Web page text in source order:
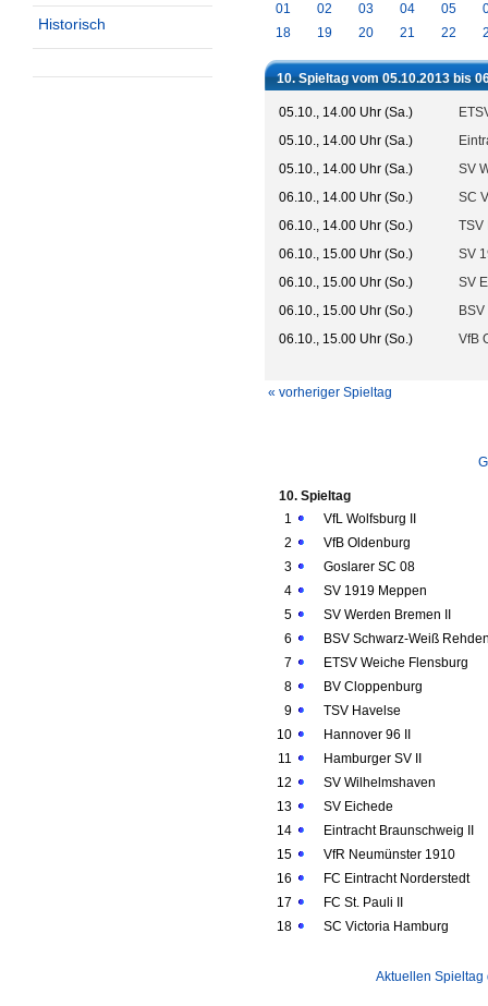
Historisch
01 02 03 04 05
18
19 20 21 22
10. Spieltag vom 05.10.2013 bis
05.10., 14.00 Uhr (Sa.)
05.10., 14.00 Uhr (Sa.)
05.10., 14.00 Uhr (Sa.)
SV
06.10., 14.00 Uhr (So.)
SC
06.10., 14.00 Uhr (So.)
TSV
06.10., 15.00 Uhr (So.)
SV
06.10., 15.00 Uhr (So.)
SV
06.10., 15.00 Uhr (So.)
06.10., 15.00 Uhr (So.)
VfB
« vorheriger Spieltag
10. Spieltag
1
VfL Wolfsburg II
2
VfB Oldenburg
3
Goslarer SC 08
4
SV 1919 Meppen
5
SV Werden Bremen II
6
BSV Schwarz-Weiß
7
ETSV Weiche Flensburg
8
BV Cloppenburg
9
TSV Havelse
10
Hannover 96 II
11
Hamburger SV II
12
SV Wilhelmshaven
13
SV Eichede
14
Eintracht Braunschweig II
15
VfR Neumünster 1910
16
FC Eintracht Norderstedt
17
FC St. Pauli II
18
SC Victoria Hamburg
Aktuellen Spieltag